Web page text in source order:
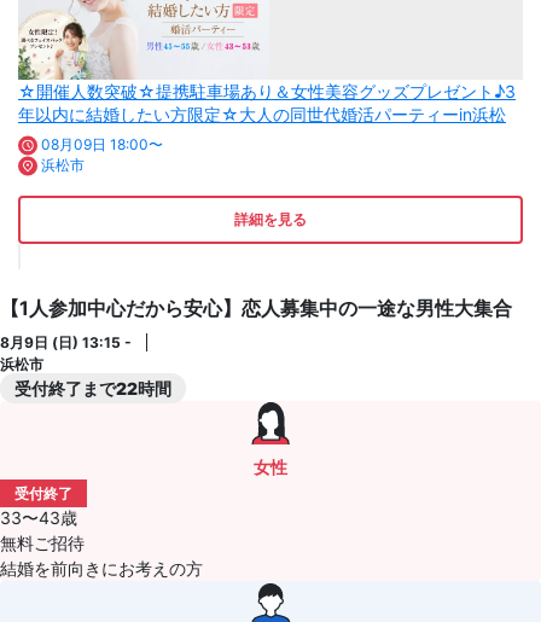
☆開催人数突破☆提携駐車場あり＆女性美容グッズプレゼント♪3
年以内に結婚したい方限定☆大人の同世代婚活パーティーin浜松
08月09日 18:00〜
浜松市
詳細を見る
【1人参加中心だから安心】恋人募集中の一途な男性大集合
8月9日 (日) 13:15 -
浜松市
受付終了まで22時間
女性
受付終了
33〜43歳
無料ご招待
結婚を前向きにお考えの方